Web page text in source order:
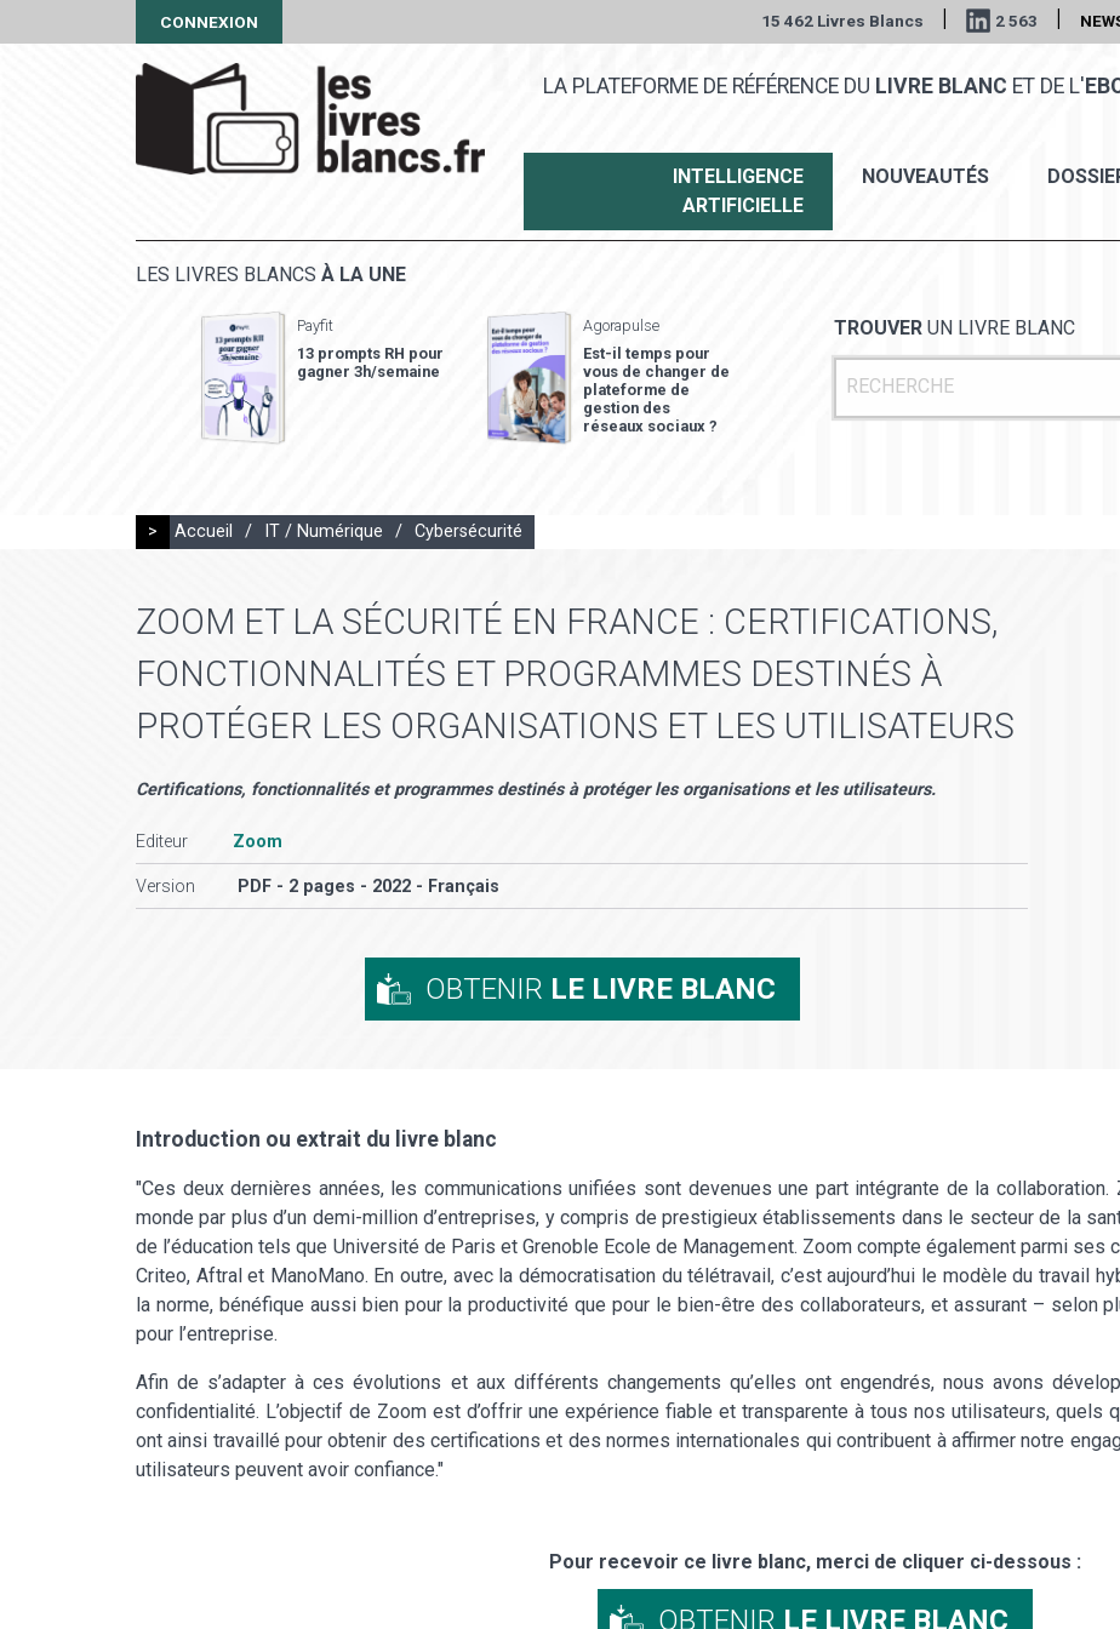
CONNEXION 15 462 Livres Blancs | 2 563 |
LA PLATEFORME DE RÉFÉRENCE DU LIVRE BLANC ET DE L'
INTELLIGENCE
ARTIFICIELLE
NOUVEAUTÉS
LES LIVRES BLANCS À LA UNE
Payfit
13 prompts RH pour
gagner 3h/semaine
Agorapulse
Est-il temps pour
vous de changer de
plateforme de
gestion des
réseaux sociaux ?
TROUVER UN LIVRE BLANC
> Accueil / IT / Numérique / Cybersécurité
ZOOM ET LA SÉCURITÉ EN FRANCE : CERTIFICATIONS,
FONCTIONNALITÉS ET PROGRAMMES DESTINÉS À
PROTÉGER LES ORGANISATIONS ET LES UTILISATEURS
Certifications, fonctionnalités et programmes destinés à protéger les organisations et les utilisateurs.
Editeur Zoom
Version PDF - 2 pages - 2022 - Français
OBTENIR LE LIVRE BLANC
Introduction ou extrait du livre blanc
"Ces deux dernières années, les communications unifiées sont devenues une part intégrante de la
monde par plus d’un demi-million d’entreprises, y compris de prestigieux établissements dans le secteur de la
de l’éducation tels que Université de Paris et Grenoble Ecole de Management. Zoom compte également parmi
Criteo, Aftral et ManoMano. En outre, avec la démocratisation du télétravail, c’est aujourd’hui le modèle du travail
la norme, bénéfique aussi bien pour la productivité que pour le bien-être des collaborateurs, et assurant – selon
pour l’entreprise.
Afin de s’adapter à ces évolutions et aux différents changements qu’elles ont engendrés, nous avons
confidentialité. L’objectif de Zoom est d’offrir une expérience fiable et transparente à tous nos utilisateurs, quels
ont ainsi travaillé pour obtenir des certifications et des normes internationales qui contribuent à affirmer notre
utilisateurs peuvent avoir confiance."
Pour recevoir ce livre blanc, merci de cliquer ci-dessous :
OBTENIR LE LIVRE BLANC